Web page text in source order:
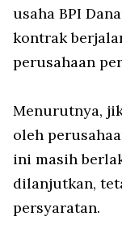
usaha BPI
kontrak
perusahaan
Menurutnya,
oleh
ini masih
dilanjutkan,
persyaratan.